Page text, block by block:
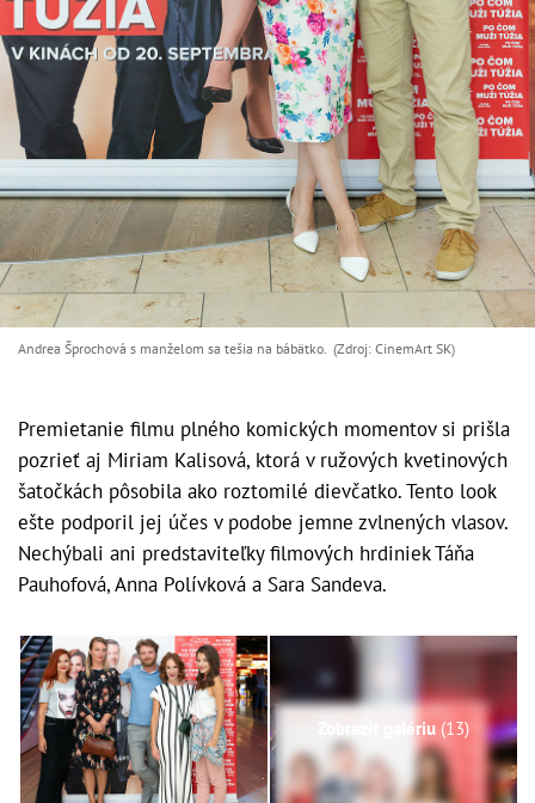
Andrea Šprochová s manželom sa tešia na bábätko. (Zdroj: CinemArt SK)
Premietanie filmu plného komických momentov si prišla
pozrieť aj Miriam Kalisová, ktorá v ružových kvetinových
šatočkách pôsobila ako roztomilé dievčatko. Tento look
ešte podporil jej účes v podobe jemne zvlnených vlasov.
Nechýbali ani predstaviteľky filmových hrdiniek Táňa
Pauhofová, Anna Polívková a Sara Sandeva.
Zobraziť galériu (13)